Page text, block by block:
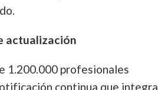
actualización
1.200.000 profesionales
continua que integra